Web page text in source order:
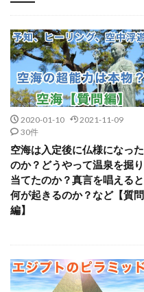
サヴィラジヌ星
神様・神社
歴史上の人物
霊的な話
2020-01-10
2021-11-09
30件
空海は入定後に仏様になった
のか？どうやって温泉を掘り
当てたのか？真言を唱えると
何が起きるのか？など【質問
編】